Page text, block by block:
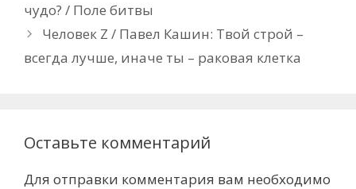
чудо? / Поле битвы
Человек Z / Павел Кашин: Твой строй –
всегда лучше, иначе ты – раковая клетка
Оставьте комментарий
Для отправки комментария вам необходимо